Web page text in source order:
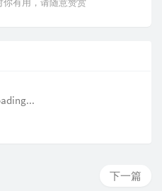
有用，请随意赞赏
下一篇